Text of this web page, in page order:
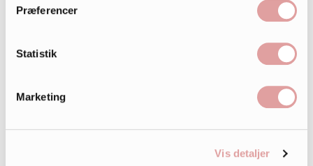
Præferencer
Statistik
Marketing
Vis detaljer